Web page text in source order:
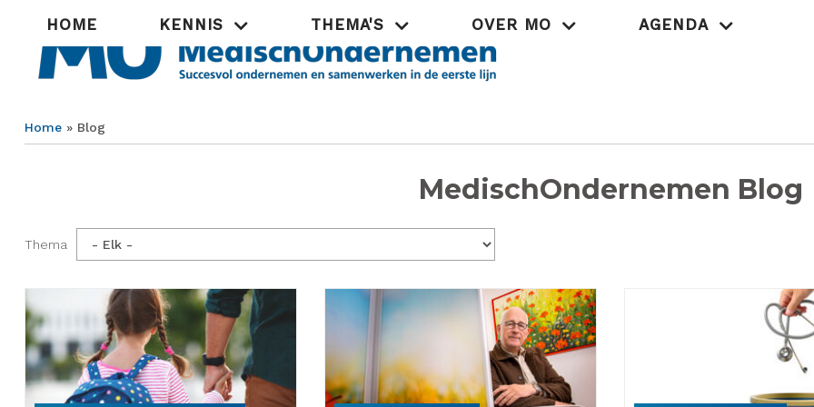
Hoofdnavigatie
HOME KENNIS THEMA'S OVER MO AGENDA
Kruimelpad
Home Blog
MedischOndernemen Blog
Thema